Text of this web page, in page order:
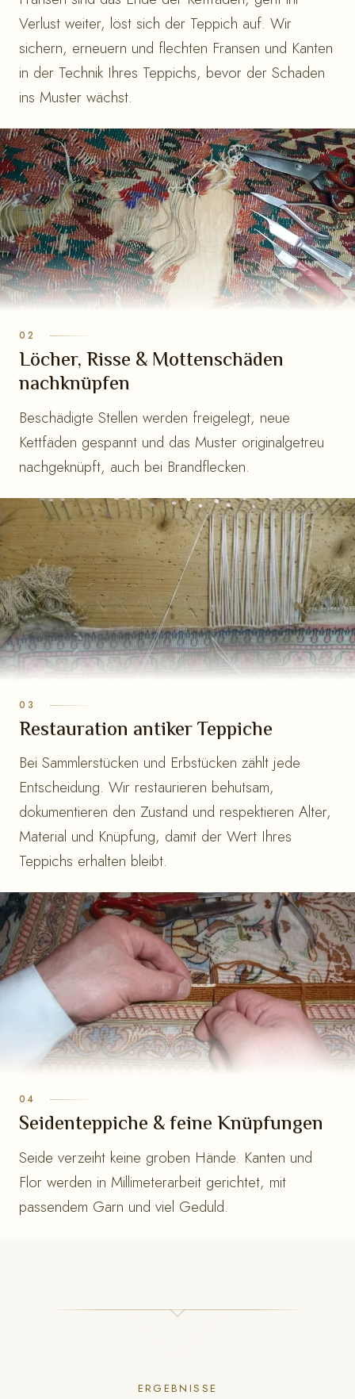
Verlust weiter, löst sich der Teppich auf. Wir
sichern, erneuern und flechten Fransen und Kanten
in der Technik Ihres Teppichs, bevor der Schaden
ins Muster wächst.
Löcher, Risse & Mottenschäden
nachknüpfen
Beschädigte Stellen werden freigelegt, neue
Kettfäden gespannt und das Muster originalgetreu
nachgeknüpft, auch bei Brandflecken.
Restauration antiker Teppiche
Bei Sammlerstücken und Erbstücken zählt jede
Entscheidung. Wir restaurieren behutsam,
dokumentieren den Zustand und respektieren Alter,
Material und Knüpfung, damit der Wert Ihres
Teppichs erhalten bleibt.
Seidenteppiche & feine Knüpfungen
Seide verzeiht keine groben Hände. Kanten und
Flor werden in Millimeterarbeit gerichtet, mit
passendem Garn und viel Geduld.
ERGEBNISSE